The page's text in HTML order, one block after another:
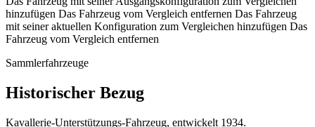
hinzufügen Das Fahrzeug vom Vergleich entfernen Das Fahrzeug
mit seiner aktuellen Konfiguration zum Vergleichen hinzufügen Das
Fahrzeug vom Vergleich entfernen
Sammlerfahrzeuge
Historischer Bezug
Kavallerie-Unterstützungs-Fahrzeug, entwickelt 1934.